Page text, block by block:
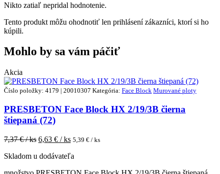
Nikto zatiaľ nepridal hodnotenie.
Tento produkt môžu ohodnotiť len prihlásení zákazníci, ktorí si ho
kúpili.
Mohlo by sa vám páčiť
Akcia
Číslo položky: 4179 | 20010307 Kategória: Face Block Murované ploty
PRESBETON Face Block HX 2/19/3B čierna
štiepaná (72)
7,37€ / ks 6,63 € / ks 5,39 € / ks
Skladom u dodávateľa